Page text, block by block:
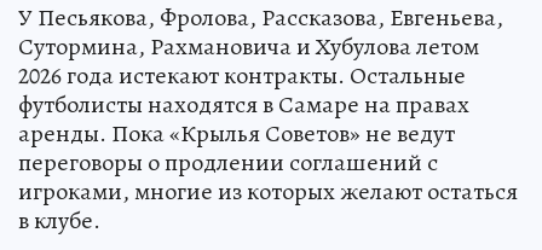
У Песьякова, Фролова, Рассказова, Евгеньева,
Сутормина, Рахмановича и Хубулова летом
2026 года истекают контракты. Остальные
футболисты находятся в Самаре на правах
аренды. Пока «Крылья Советов» не ведут
переговоры о продлении соглашений с
игроками, многие из которых желают остаться
в клубе.